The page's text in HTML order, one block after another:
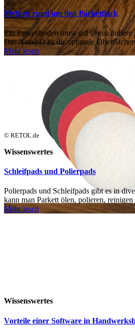
Mythen rund um den Parkettlack
Ein Parkettboden muss gut gegen
Das A und O ist die optimale
Mehr lesen
© RETOL.de
Wissenswertes
Schleifpads und Polierpads
Polierpads und Schleifpads gibt es in
kann man Parkett ölen, polieren, reinigen
Mehr lesen
Wissenswertes
Vorteile einer Software in